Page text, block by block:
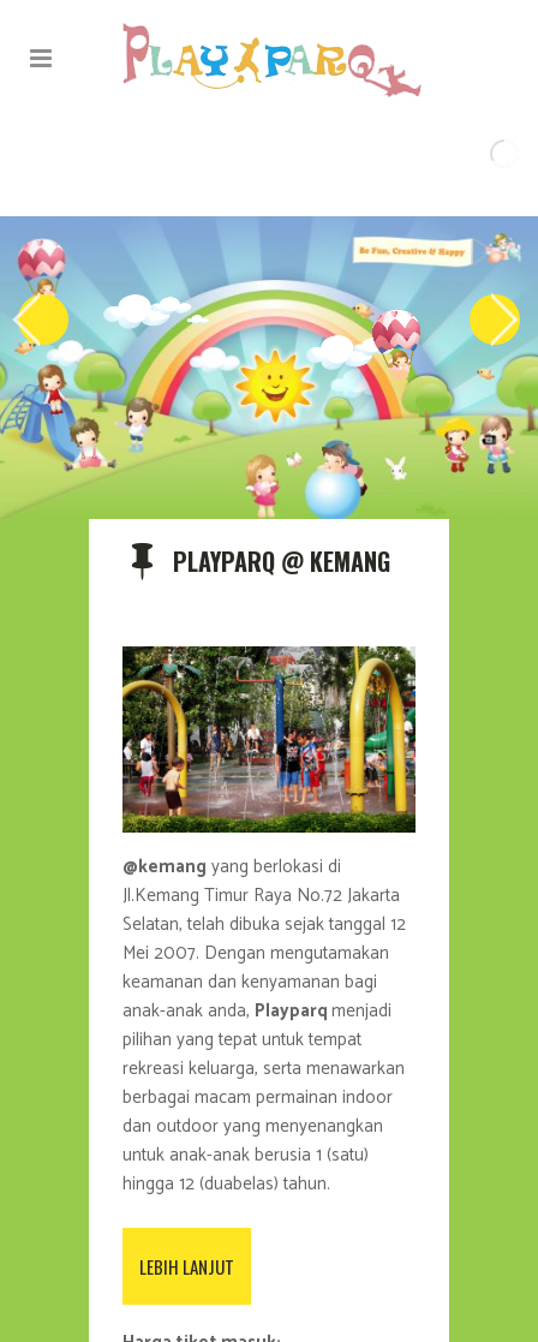
PLAYPARQ @ KEMANG
@kemang yang berlokasi di
Jl.Kemang Timur Raya No.72 Jakarta
Selatan, telah dibuka sejak tanggal 12
Mei 2007. Dengan mengutamakan
keamanan dan kenyamanan bagi
anak-anak anda, Playparqmenjadi
pilihan yang tepat untuk tempat
rekreasi keluarga, serta menawarkan
berbagai macam permainan indoor
dan outdoor yang menyenangkan
untuk anak-anak berusia 1 (satu)
hingga 12 (duabelas) tahun.
LEBIH LANJUT